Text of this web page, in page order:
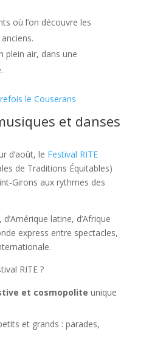
où l’on découvre les
plein air, dans une
le Couserans
et danses
d’août, le Festival RITE
de Traditions Équitables)
Girons aux rythmes des
latine, d’Afrique
express entre spectacles,
RITE ?
et cosmopolite unique
et grands : parades,